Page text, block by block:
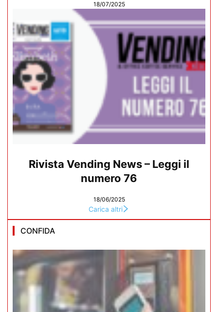
18/07/2025
Rivista Vending News – Leggi il
numero 76
18/06/2025
Carica altri
CONFIDA